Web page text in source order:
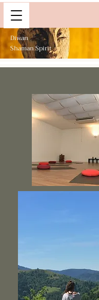
Diwan
Shaman Spirit